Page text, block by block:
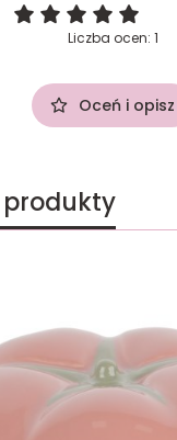
Liczba ocen: 1
Oceń i opisz
produkty